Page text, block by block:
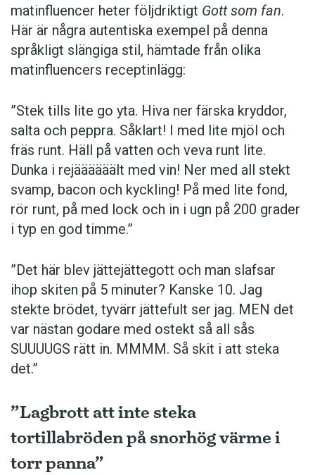
matinfluencer heter följd­riktigt Gott som fan.
Här är några autentiska ­exempel på denna
språkligt slängiga stil, ­hämtade från olika
matinfluencers receptinlägg:
”Stek tills lite go yta. Hiva ner färska kryddor,
salta och peppra. Såklart! I med lite mjöl och
fräs runt. Häll på vatten och veva runt lite.
Dunka i rejäääääält med vin! Ner med all stekt
svamp, bacon och kyckling! På med lite fond,
rör runt, på med lock och in i ugn på 200 grader
i typ en god timme.”
”Det här blev jättejättegott och man slafsar
ihop skiten på 5 minuter? Kanske 10. Jag
stekte brödet, tyvärr jättefult ser jag. MEN det
var nästan godare med ostekt så all sås
SUUUUGS rätt in. MMMM. Så skit i att steka
det.”
”Lagbrott att inte steka
tortillabröden på snorhög värme i
torr panna”